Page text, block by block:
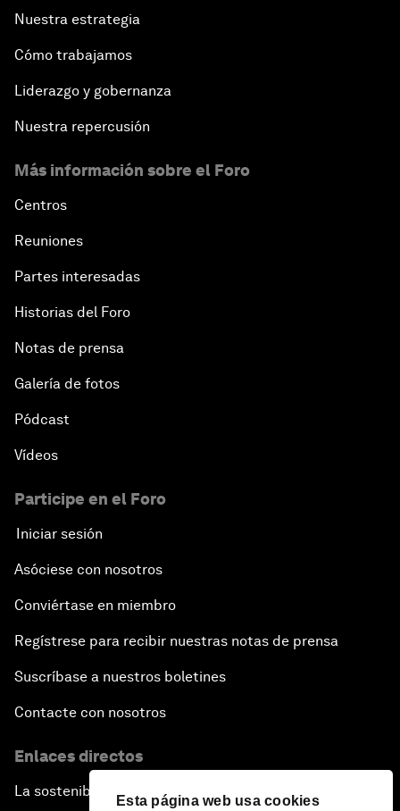
Esta página web usa cookies
Nuestra estrategia
Cómo trabajamos
Liderazgo y gobernanza
Nuestra repercusión
Más información sobre el Foro
Centros
Reuniones
Partes interesadas
Historias del Foro
Notas de prensa
Galería de fotos
Pódcast
Vídeos
Participe en el Foro
Iniciar sesión
Asóciese con nosotros
Conviértase en miembro
Regístrese para recibir nuestras notas de prensa
Suscríbase a nuestros boletines
Contacte con nosotros
Enlaces directos
La sostenibilidad en el Foro